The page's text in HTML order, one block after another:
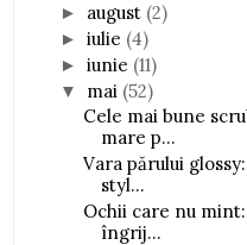
► august (2)
►iulie (4)
►iunie (11)
▼ mai (52)
Cele mai bune
mare p...
Vara părului
styl...
Ochii care nu
îngrij...